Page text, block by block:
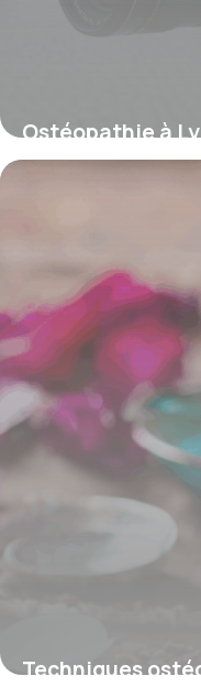
Ostéopathie à
pratique
Techniques